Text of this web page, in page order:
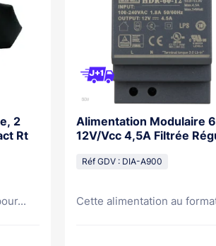
2
Rt
Alimentation Modulaire
12V/Vcc 4,5A Filtrée
Réf GDV : DIA-A900
Cette alimentation au